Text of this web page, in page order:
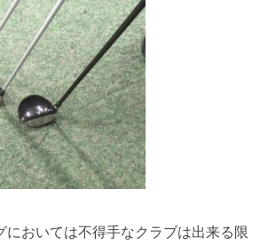
においては不得手なクラブは出来る限